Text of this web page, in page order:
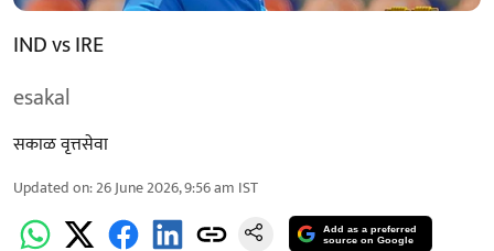
IND vs IRE
esakal
सकाळ वृत्तसेवा
Updated on:26 June 2026, 9:56 am IST
Add as a preferred
source on Google